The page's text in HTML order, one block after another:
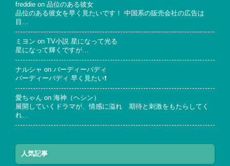
freddie on 品位のある彼女
品位のある彼女を早く見たいです！ 中国系の販売会社の広告は
目…
ミヨン on TV小説 星になって光る
星になって輝くですが…
ナルシャ on バーディーバディ
バーディーバディ 早く見たい❗
愛ちゃん on 海神（ヘシン）
展開していくドラマが、情感に溢れ 期待と刺激をもたらしてく
れ…
人気記事